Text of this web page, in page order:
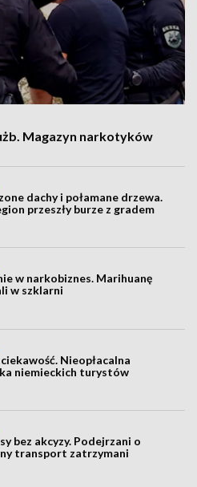
Magazyn narkotyków
dachy i połamane drzewa.
przeszły burze z gradem
w narkobiznes. Marihuanę
w szklarni
Nieopłacalna
niemieckich turystów
bez akcyzy. Podejrzani o
transport zatrzymani